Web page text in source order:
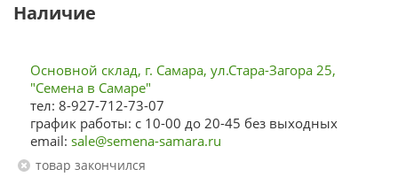
Наличие
Основной склад, г. Самара, ул.Стара-Загора 25,
"Семена в Самаре"
тел: 8-927-712-73-07
график работы: с 10-00 до 20-45 без выходных
email: sale@semena-samara.ru
Товар закончился